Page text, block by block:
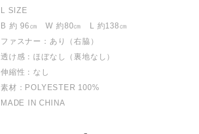
L SIZE
B 約 96㎝ W 約80㎝ L 約138㎝
ファスナー：あり（右脇）
透け感：ほぼなし（裏地なし）
伸縮性：なし
素材：POLYESTER 100%
MADE IN CHINA